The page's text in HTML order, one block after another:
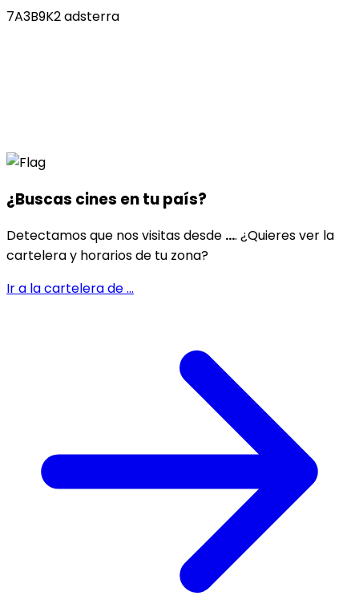
7A3B9K2 adsterra
¿Buscas cines entu país?
Detectamos que nos visitas desde .... ¿Quieres ver la
cartelera y horarios de tu zona?
Ir a la cartelera de...